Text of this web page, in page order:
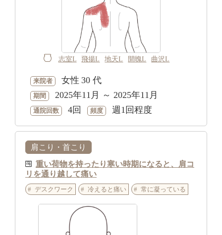
志室L 飛揚L 地天L 開魄L 曲沢L
来院者 女性 30 代
期間 2025年11月 ～ 2025年11月
通院回数 4回 頻度 週1回程度
肩こり・首こり
重い荷物を持ったり寒い時期になると、肩コ
リを通り越して痛い
デスクワーク 冷えると痛い 常に凝っている